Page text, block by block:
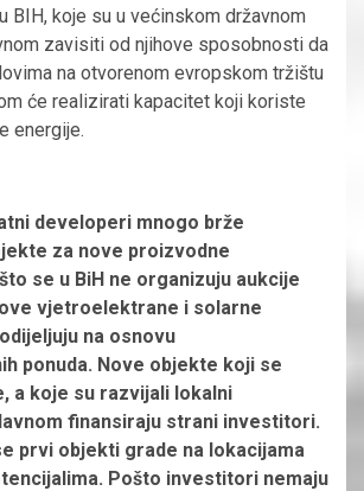
BIH, koje su u većinskom državnom
zavisiti od njihove sposobnosti da
na otvorenom evropskom tržištu
će realizirati kapacitet koji koriste
energije.
developeri mnogo brže
za nove proizvodne
se u BiH ne organizuju aukcije
vjetroelektrane i solarne
na osnovu
ponuda. Nove objekte koji se
a koje su razvijali lokalni
finansiraju strani investitori.
prvi objekti grade na lokacijama
Pošto investitori nemaju